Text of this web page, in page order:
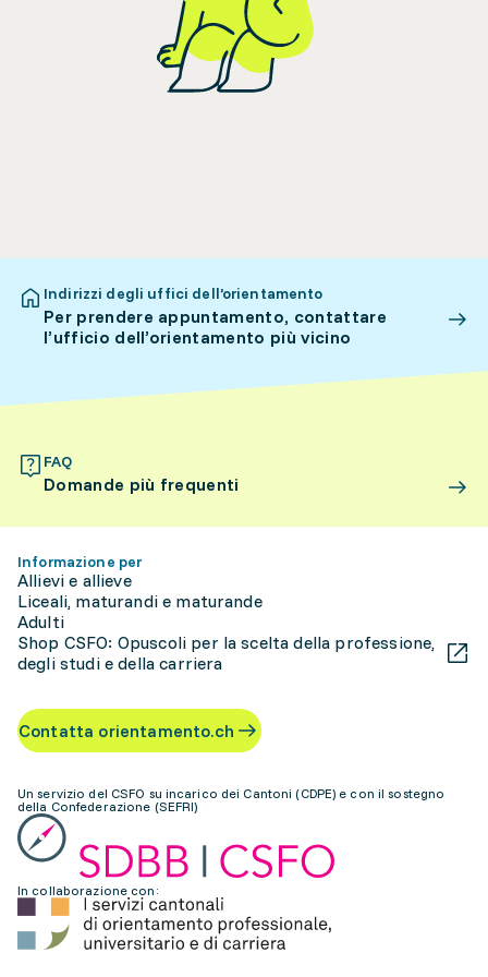
Indirizzi degli uffici dell’orientamento
Per prendere appuntamento, contattare
l’ufficio dell’orientamento più vicino
FAQ
Domande più frequenti
Informazione per
Allievi e allieve
Liceali, maturandi e maturande
Adulti
Shop CSFO: Opuscoli per la scelta della professione,
degli studi e della carriera
Contatta orientamento.ch
Un servizio del CSFO su incarico dei Cantoni (CDPE) e con il sostegno
della Confederazione (SEFRI)
In collaborazione con: